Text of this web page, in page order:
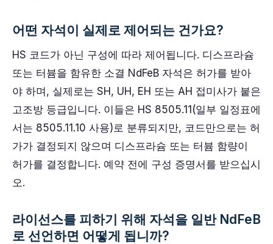
어떤 자석이 실제로 제어되는 건가요?
HS 코드가 아닌 구성에 따라 제어됩니다. 디스프라슘
또는 터븀을 함유한 소결 NdFeB 자석은 허가를 받아
야 하며, 실제로는 SH, UH, EH 또는 AH 접미사가 붙은
고조방 등급입니다. 이들은 HS 8505.11(일부 일정표에
서는 8505.11.10 사용)로 분류되지만, 코드만으로는 허
가가 결정되지 않으며 디스프라슘 또는 터븀 함량이
허가를 결정합니다. 예약 전에 구성 증명서를 받으십시
오.
라이선스를 피하기 위해 자석을 일반 NdFeB
로 선언하면 어떻게 됩니까?